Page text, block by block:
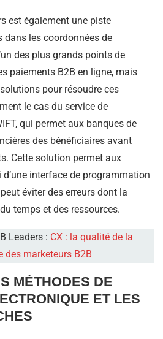
est également une piste
dans les coordonnées de
des plus grands points de
paiements B2B en ligne, mais
pour résoudre ces
le cas du service de
qui permet aux banques de
des bénéficiaires avant
Cette solution permet aux
interface de programmation
éviter des erreurs dont la
temps et des ressources.
Leaders : CX : la qualité de la
des marketeurs B2B
MÉTHODES DE
ET LES